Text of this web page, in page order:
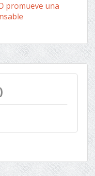
promueve una